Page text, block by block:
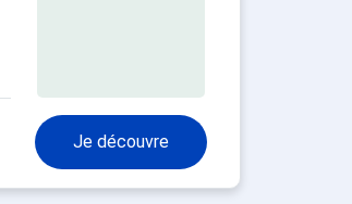
Je découvre